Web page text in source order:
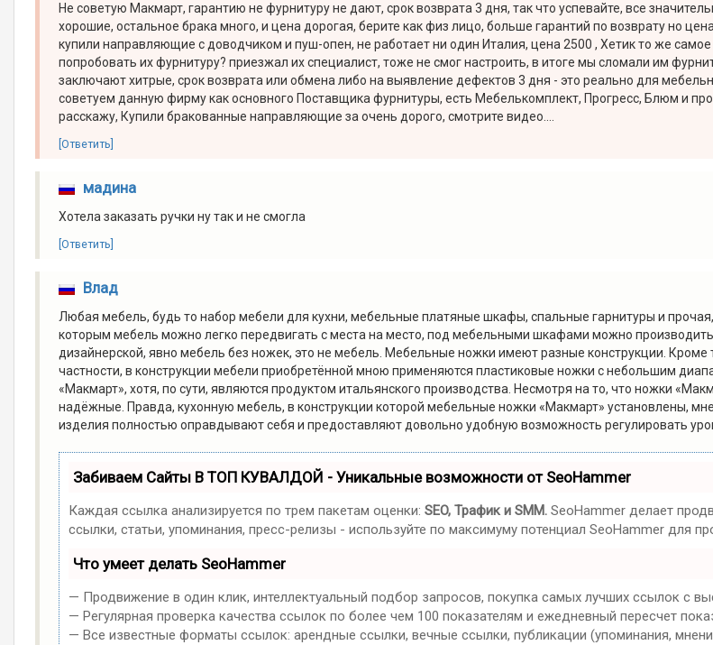
Не советую Макмарт, гарантию не фурнитуру не дают, срок возврата 3 дня, так что успевайте, все
хорошие, остальное брака много, и цена дорогая, берите как физ лицо, больше гарантий по возврату но
купили направляющие с доводчиком и пуш-опен, не работает ни один Италия, цена 2500 , Хетик то же
попробовать их фурнитуру? приезжал их специалист, тоже не смог настроить, в итоге мы сломали им
заключают хитрые, срок возврата или обмена либо на выявление дефектов 3 дня - это реально для
советуем данную фирму как основного Поставщика фурнитуры, есть Мебелькомплект, Прогресс, Блюм и
расскажу, Купили бракованные направляющие за очень дорого, смотрите видео....
[Ответить]
мадина
Хотела заказать ручки ну так и не смогла
[Ответить]
Влад
Любая мебель, будь то набор мебели для кухни, мебельные платяные шкафы, спальные гарнитуры и
которым мебель можно легко передвигать с места на место, под мебельными шкафами можно
дизайнерской, явно мебель без ножек, это не мебель. Мебельные ножки имеют разные конструкции.
частности, в конструкции мебели приобретённой мною применяются пластиковые ножки с небольшим
«Макмарт», хотя, по сути, являются продуктом итальянского производства. Несмотря на то, что ножки
надёжные. Правда, кухонную мебель, в конструкции которой мебельные ножки «Макмарт» установлены,
изделия полностью оправдывают себя и предоставляют довольно удобную возможность регулировать
Забиваем Сайты В ТОП КУВАЛДОЙ - Уникальные возможности от SeoHammer
Каждая ссылка анализируется по трем пакетам оценки:SEO, Трафик и SMM. SeoHammer делает
ссылки, статьи, упоминания, пресс-релизы - используйте по максимуму потенциал SeoHammer для
Что умеет делать SeoHammer
— Продвижение в один клик, интеллектуальный подбор запросов, покупка самых лучших ссылок с
— Регулярная проверка качества ссылок по более чем 100 показателям и ежедневный пересчет
— Все известные форматы ссылок: арендные ссылки, вечные ссылки, публикации (упоминания,